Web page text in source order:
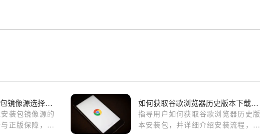
谷歌浏览器下载安装包镜像源选择及安全指南
装包镜像源的
正版保障，帮
如何获取谷歌浏览器历史版本下载及安装步骤
指导用户如何获取谷歌浏览器历史版
本安装包，并详细介绍安装流程，方